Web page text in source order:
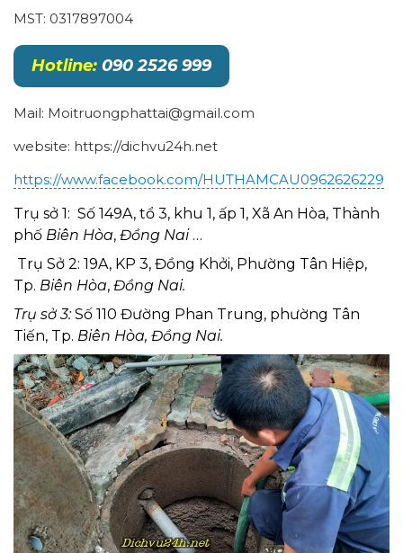
MST: 0317897004
Hotline: 090 2526 999
Mail: Moitruongphattai@gmail.com
website: https://dichvu24h.net
https://www.facebook.com/HUTHAMCAU0962626229
Trụ sở 1: Số 149A, tổ 3, khu 1, ấp 1, Xã An Hòa, Thành
phố Biên Hòa, Đồng Nai…
Trụ Sở 2: 19A, KP 3, Đồng Khởi, Phường Tân Hiệp,
Tp. Biên Hòa, Đồng Nai.
Trụ sở 3:Số 110 Đường Phan Trung, phường Tân
Tiến, Tp. Biên Hòa, Đồng Nai.